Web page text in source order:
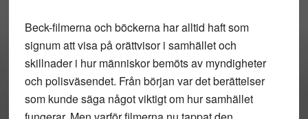
Beck-filmerna och böckerna har alltid haft som
signum att visa på orättvisor i samhället och
skillnader i hur människor bemöts av myndigheter
och polisväsendet. Från början var det berättelser
som kunde säga något viktigt om hur samhället